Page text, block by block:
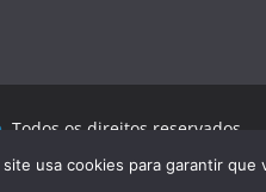
. Todos os direitos reservados.
WordPress.
site usa cookies para garantir